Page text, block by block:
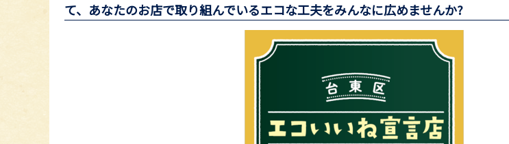
て、あなたのお店で取り組んでいるエコな工夫をみんなに広めませんか?